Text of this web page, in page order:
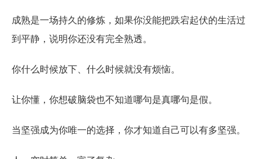
成熟是一场持久的修炼，如果你没能把跌宕起伏的生活过
到平静，说明你还没有完全熟透。
你什么时候放下、什么时候就没有烦恼。
让你懂，你想破脑袋也不知道哪句是真哪句是假。
当坚强成为你唯一的选择，你才知道自己可以有多坚强。